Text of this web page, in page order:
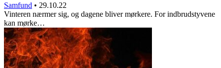
Samfund • 29.10.22
Vinteren nærmer sig, og dagene bliver mørkere. For indbrudstyvene
kan mørke…